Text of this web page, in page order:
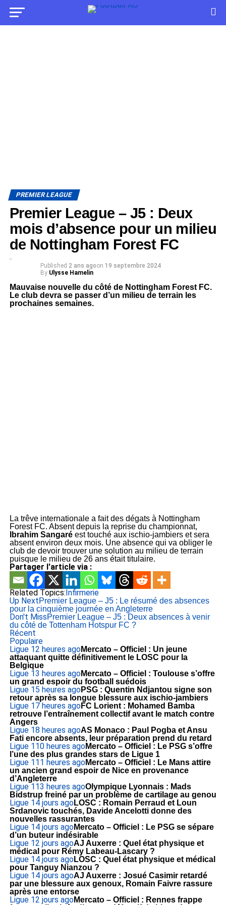
PREMIER LEAGUE
Premier League – J5 : Deux
mois d’absence pour un milieu
de Nottingham Forest FC
Published 2 ans agoon 19 septembre 2024
By Ulysse Hamelin
Mauvaise nouvelle du côté de Nottingham Forest FC.
Le club devra se passer d’un milieu de terrain les
prochaines semaines.
La trêve internationale a fait des dégats à Nottingham
Forest FC. Absent depuis la reprise du championnat,
Ibrahim Sangaréest touché aux ischio-jambiers et sera
absent environ deux mois. Une absence qui va obliger le
club de devoir trouver une solution au milieu de terrain
puisque le milieu de 26 ans était titulaire.
Partager l'article via :
Related Topics:Infirmerie
Up NextPremier League – J5 : Le résumé des absences
pour la cinquième journée en Angleterre
Don't MissPremier League – J5 : Deux absences à venir
du côté de Tottenham Hotspur FC ?
Récent
Populaire
Ligue 12 heures agoMercato – Officiel : Un jeune
attaquant quitte définitivement le LOSC pour la
Belgique
Ligue 13 heures agoMercato – Officiel : Toulouse s’offre
un grand espoir du football suédois
Ligue 15 heures agoPSG : Quentin Ndjantou signe son
retour après sa longue blessure aux ischio-jambiers
Ligue 17 heures agoFC Lorient : Mohamed Bamba
retrouve l’entraînement collectif avant le match contre
Angers
Ligue 18 heures agoAS Monaco : Paul Pogba et Ansu
Fati encore absents, leur préparation prend du retard
Ligue 110 heures agoMercato – Officiel : Le PSG s’offre
l’une des plus grandes stars de Ligue 1
Ligue 111 heures agoMercato – Officiel : Le Mans attire
un ancien grand espoir de Nice en provenance
d’Angleterre
Ligue 113 heures agoOlympique Lyonnais : Mads
Bidstrup freiné par un problème de cartilage au genou
Ligue 14 jours agoLOSC : Romain Perraud et Loun
Srdanovic touchés, Davide Ancelotti donne des
nouvelles rassurantes
Ligue 14 jours agoMercato – Officiel : Le PSG se sépare
d’un buteur indésirable
Ligue 12 jours agoAJ Auxerre : Quel état physique et
médical pour Rémy Labeau-Lascary ?
Ligue 14 jours agoLOSC : Quel état physique et médical
pour Tanguy Nianzou ?
Ligue 14 jours agoAJ Auxerre : Josué Casimir retardé
par une blessure aux genoux, Romain Faivre rassure
après une entorse
Ligue 12 jours agoMercato – Officiel : Rennes frappe